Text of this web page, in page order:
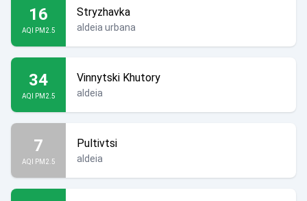
16
AQI PM2.5
Stryzhavka
aldeia urbana
34
AQI PM2.5
Vinnytski Khutory
aldeia
7
AQI PM2.5
Pultivtsi
aldeia